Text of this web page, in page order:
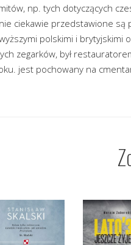
np. tych dotyczących
ciekawie przedstawione są
polskimi i brytyjskimi
zegarków, był
jest pochowany na